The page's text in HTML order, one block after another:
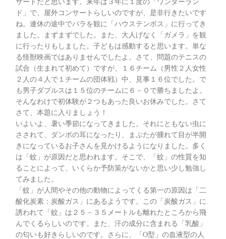
サートだと思います。来年は３年に１度の「ワンダーラン
ド」で、屋外コンサートらしいのですが、是非行きたいです
ね。連休の途中でバラを観に「ハウステンボス」に行ってき
ました。まずまずでした。また、大人げなく「ガメラ」を観
に行ったりもしました。子どもは感動すると思います。単な
る怪獣映画ではありませんでしたよ。さて、問題のテニスの
試合（生まれて初めて）ですが、１６チーム（男性２人女性
２人の４人で１チームの団体戦）中、見事１６位でした。で
も男子ダブルスは１５位のチームに６－０で勝ちましたよ。
そんなわけで初体験が２つもあった良いお休みでした。さて
さて、本題に入りましょう！
いよいよ、暑い季節になってきました。それにともない虫に
さされて、ダンボの耳になったり、まぶたが腫れて目が半開
きになっているお子さんを見かけるようになりました。多く
は「蚊」が原因だと思われます。そこで、「蚊」の性質を知
ることによって、いくらか予防策がないかと思い少し勉強し
てみました。
「蚊」が人間やその他の動物によってくる第一の原因は「二
酸化炭素：炭酸ガス」にあるようです。この「炭酸ガス」に
誘われて「蚊」は２５－３５メートルも離れたところから飛
んでくるらしいのです。また、汗の成分に含まれる「乳酸」
の匂いも好きらしいのです。さらに、「O型」の血液型の人